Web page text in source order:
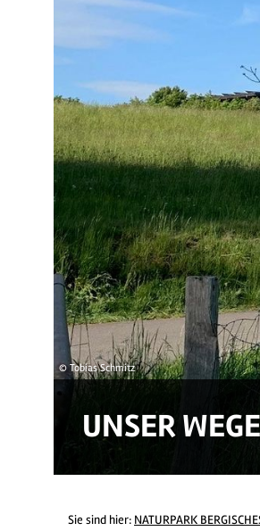
© Tobias Schmitz
UNSER
Sie sind hier: NATURPARK